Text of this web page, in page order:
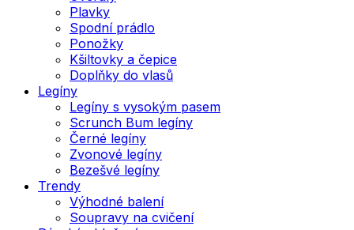
Plavky
Spodní prádlo
Ponožky
Kšiltovky a čepice
Doplňky do vlasů
Legíny
Legíny s vysokým pasem
Scrunch Bum legíny
Černé legíny
Zvonové legíny
Bezešvé legíny
Trendy
Výhodné balení
Soupravy na cvičení